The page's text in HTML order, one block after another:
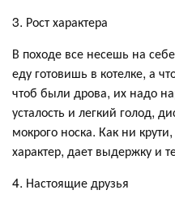
3. Рост характера
В походе все несешь на
еду готовишь в котелке, а
чтоб были дрова, их надо
усталость и легкий голод,
мокрого носка. Как ни
характер, дает выдержку и
4. Настоящие друзья